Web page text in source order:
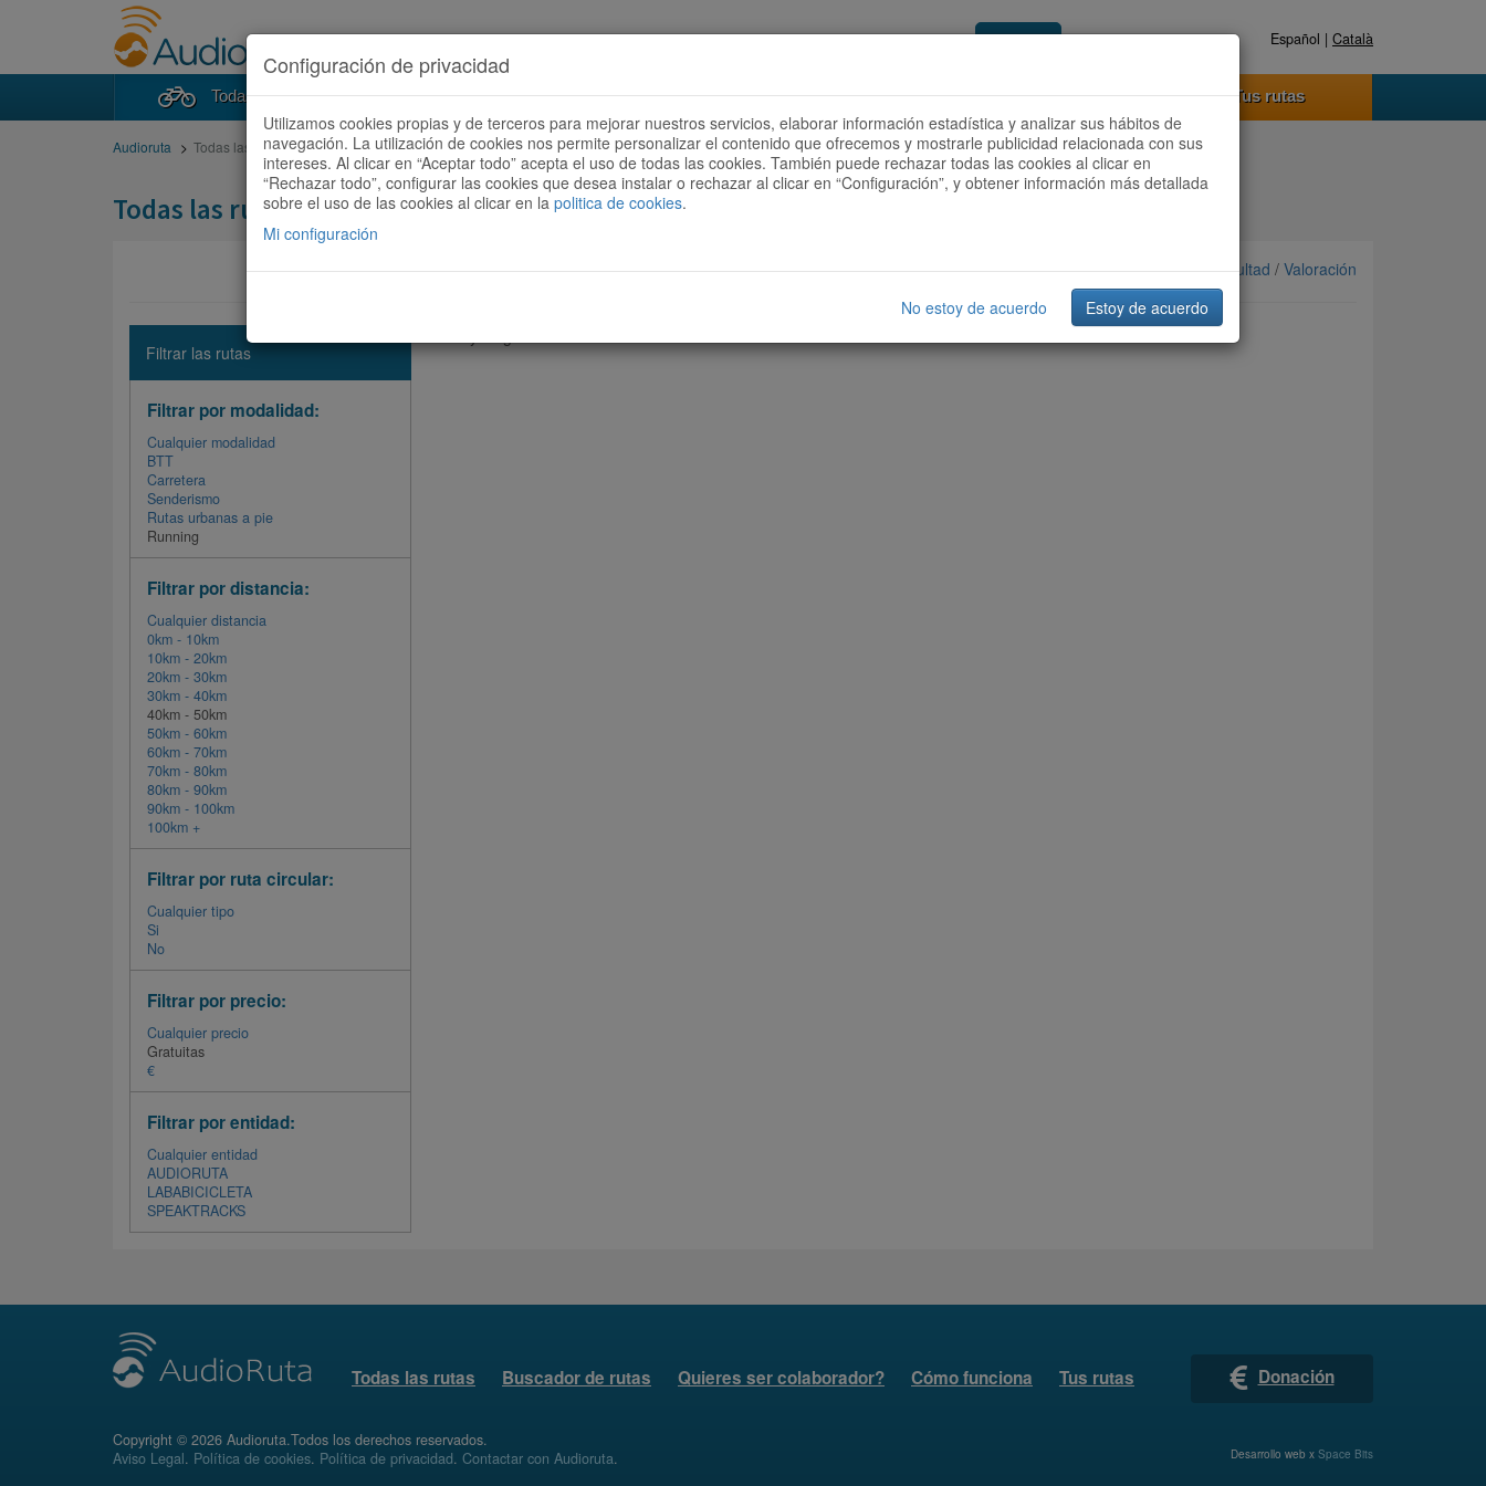
Acceder Registrate ahora Español | Català
Todas las rutas Buscador de rutas Quieres ser colaborador? Cómo funciona Tus rutas
Audioruta Todas las rutas
Todas las rutas
Ordenar por: Más recientes /Dificultad / Valoración
Filtrar las rutas
Filtrar por modalidad:
Cualquier modalidad
BTT
Carretera
Senderismo
Rutas urbanas a pie
Running
Filtrar por distancia:
Cualquier distancia
0km - 10km
10km - 20km
20km - 30km
30km - 40km
40km - 50km
50km - 60km
60km - 70km
70km - 80km
80km - 90km
90km - 100km
100km +
Filtrar por ruta circular:
Cualquier tipo
Si
No
Filtrar por precio:
Cualquier precio
Gratuitas
€
Filtrar por entidad:
Cualquier entidad
AUDIORUTA
LABABICICLETA
SPEAKTRACKS
Todas las rutas Buscador de rutas Quieres ser colaborador? Cómo funciona Tus rutas Donación
Copyright © 2026 Audioruta.Todos los derechos reservados.
Aviso Legal. Política de cookies. Política de privacidad. Contactar con Audioruta. Desarrollo web x Space Bits
Configuración de privacidad
Utilizamos cookies propias y de terceros para mejorar nuestros servicios, elaborar información estadística y analizar sus hábitos de
navegación. La utilización de cookies nos permite personalizar el contenido que ofrecemos y mostrarle publicidad relacionada con sus
intereses. Al clicar en “Aceptar todo” acepta el uso de todas las cookies. También puede rechazar todas las cookies al clicar en
“Rechazar todo”, configurar las cookies que desea instalar o rechazar al clicar en “Configuración”, y obtener información más detallada
sobre el uso de las cookies al clicar en la politica de cookies.
Mi configuración
No estoy de acuerdo Estoy de acuerdo